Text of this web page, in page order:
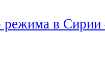
режима в